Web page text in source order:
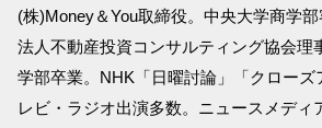
(株)Money＆You取締役。中央大学商学
法人不動産投資コンサルティング協会理
学部卒業。NHK「日曜討論」「クローズ
レビ・ラジオ出演多数。ニュースメディ